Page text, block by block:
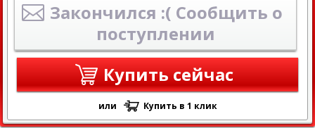
Закончился :( Сообщить о
поступлении
Купить сейчас
или Купить в 1 клик